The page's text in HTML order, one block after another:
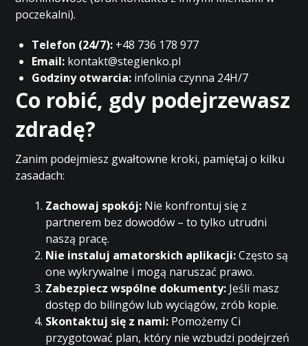
poczekalni).
Telefon (24/7): +48 736 178 977
Email: kontakt@stegienko.pl
Godziny otwarcia: infolinia czynna 24H/7
Co robić, gdy podejrzewasz
zdradę?
Zanim podejmiesz gwałtowne kroki, pamiętaj o kilku
zasadach:
Zachowaj spokój: Nie konfrontuj się z
partnerem bez dowodów – to tylko utrudni
naszą pracę.
Nie instaluj amatorskich aplikacji:Często są
one wykrywalne i mogą naruszać prawo.
Zabezpiecz wspólne dokumenty: Jeśli masz
dostęp do bilingów lub wyciągów, zrób kopie.
Skontaktuj się z nami: Pomożemy Ci
przygotować plan, który nie wzbudzi podejrzeń